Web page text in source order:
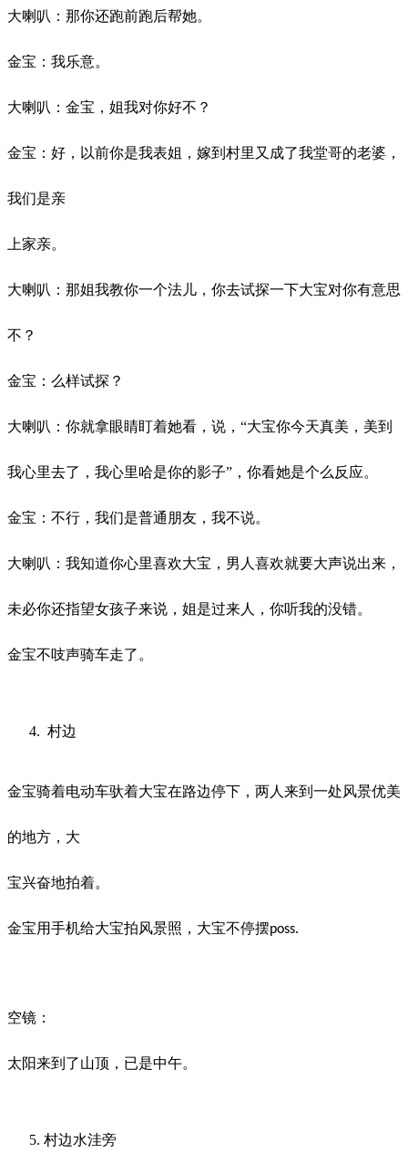
大喇叭：那你还跑前跑后帮她。
金宝：我乐意。
大喇叭：金宝，姐我对你好不？
金宝：好，以前你是我表姐，嫁到村里又成了我堂哥的老婆，
我们是亲
上家亲。
大喇叭：那姐我教你一个法儿，你去试探一下大宝对你有意思
不？
金宝：么样试探？
大喇叭：你就拿眼睛盯着她看，说， “大宝你今天真美，美到
我心里去了，我心里哈是你的影子”，你看她是个么反应。
金宝：不行，我们是普通朋友，我不说。
大喇叭：我知道你心里喜欢大宝，男人喜欢就要大声说出来，
未必你还指望女孩子来说，姐是过来人，你听我的没错。
金宝不吱声骑车走了。
村边
金宝骑着电动车驮着大宝在路边停下，两人来到一处风景优美
的地方，大
宝兴奋地拍着。
金宝用手机给大宝拍风景照，大宝不停摆poss.
空镜：
太阳来到了山顶，已是中午。
村边水洼旁